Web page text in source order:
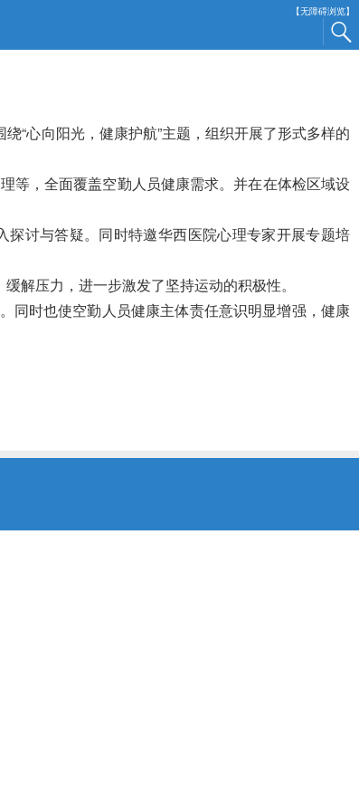
【无障碍浏览】
“心向阳光，健康护航”主题，组织开展了形式多样的
等，全面覆盖空勤人员健康需求。并在在体检区域设
讨与答疑。同时特邀华西医院心理专家开展专题培
解压力，进一步激发了坚持运动的积极性。
同时也使空勤人员健康主体责任意识明显增强，健康